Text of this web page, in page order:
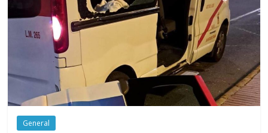
General